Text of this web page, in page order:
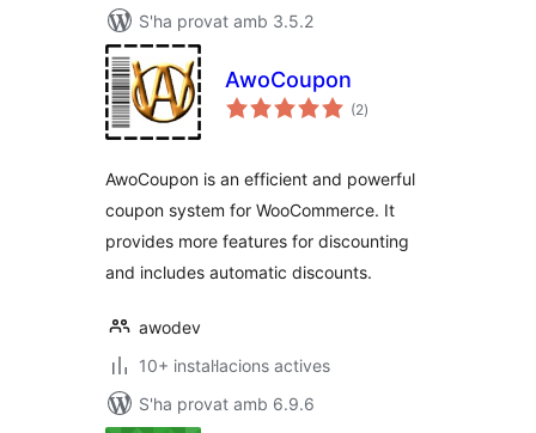
S'ha provat amb 3.5.2
AwoCoupon
(2puntuacions
totals
)
AwoCoupon is an efficient and powerful
coupon system for WooCommerce. It
provides more features for discounting
and includes automatic discounts.
awodev
10+ instal·lacions actives
S'ha provat amb 6.9.6